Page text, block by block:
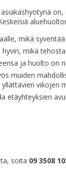
mikä
mikä
ja huolto on
muiden
vikojen
etäyhteyksien
soita 09 3508